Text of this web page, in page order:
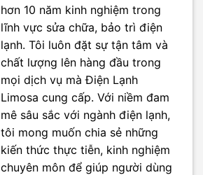
hơn 10 năm kinh nghiệm trong
lĩnh vực sửa chữa, bảo trì điện
lạnh. Tôi luôn đặt sự tận tâm và
chất lượng lên hàng đầu trong
mọi dịch vụ mà Điện Lạnh
Limosa cung cấp. Với niềm đam
mê sâu sắc với ngành điện lạnh,
tôi mong muốn chia sẻ những
kiến thức thực tiễn, kinh nghiệm
chuyên môn để giúp người dùng